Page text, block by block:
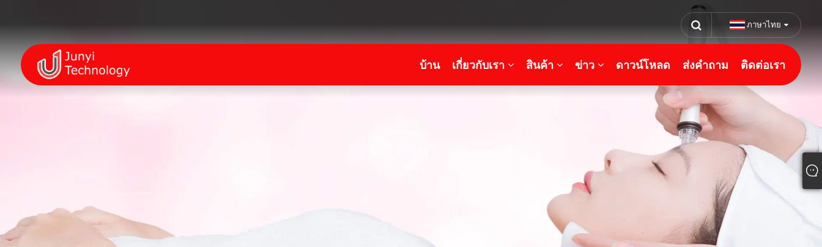
ภาษาไทย
บ้าน เกี่ยวกับเรา สินค้า ข่าว ดาวน์โหลด ส่งคำถาม ติดต่อเรา